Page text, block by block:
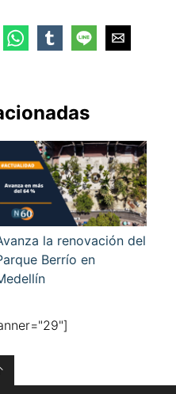
la renovación del
Berrío en